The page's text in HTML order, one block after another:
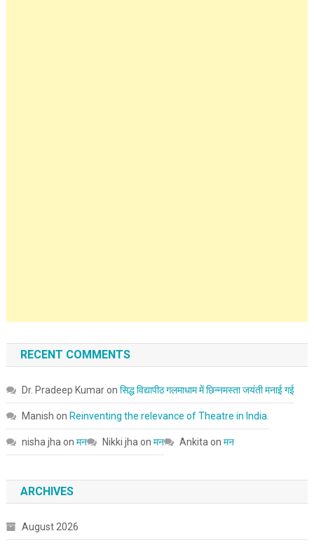
RECENT COMMENTS
Dr. Pradeep Kumaron सिद्ध विद्यापीठ गलमाधाम में छिन्नमस्ता जयंती मनाई गई
Manish on Reinventing the relevance of Theatre in India.
nisha jha on मन Nikki jha on मन Ankita on मन
ARCHIVES
August 2026